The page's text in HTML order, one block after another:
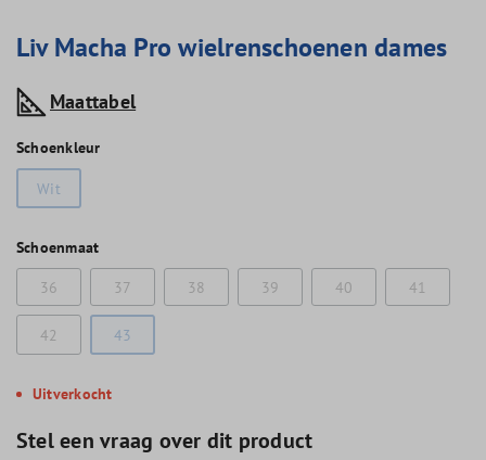
Liv Macha Pro wielrenschoenen dames
Maattabel
Schoenkleur
Wit
Schoenmaat
36
37 38 39 40 41
42 43
Uitverkocht
Stel een vraag over dit product